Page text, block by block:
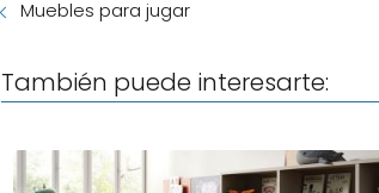
Muebles para jugar
También puede interesarte: